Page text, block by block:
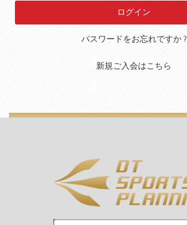
パスワードをお忘れですか ?
新規ご入会はこちら